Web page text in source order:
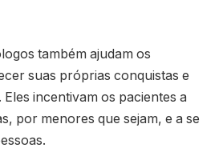
também ajudam os
suas próprias conquistas e
Eles incentivam os pacientes a
por menores que sejam, e a se